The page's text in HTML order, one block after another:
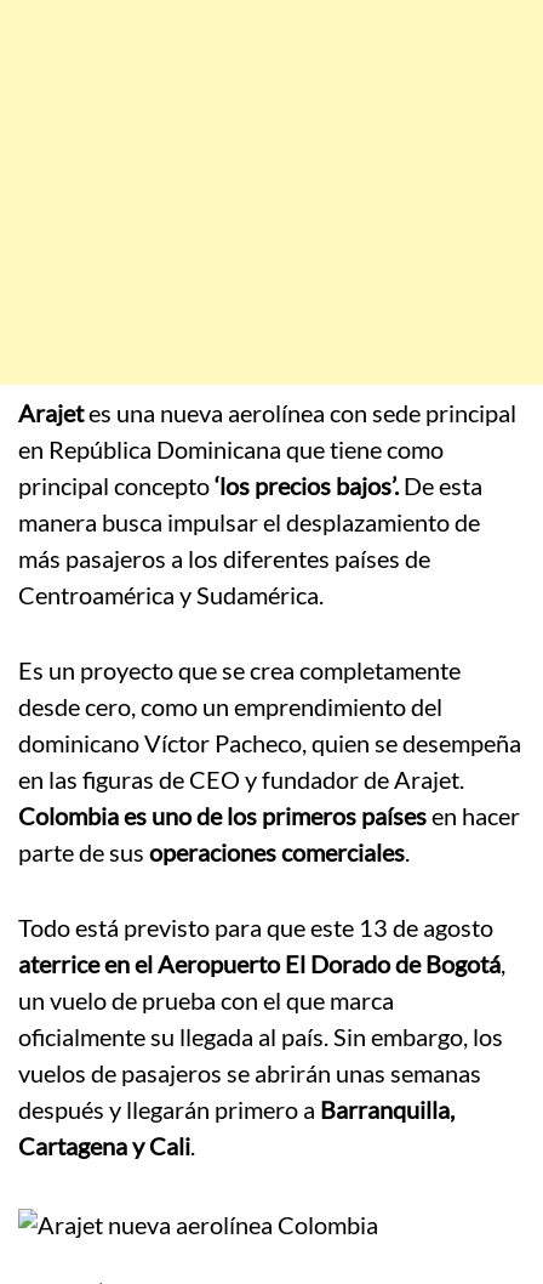
Arajetes una nueva aerolínea con sede principal
en República Dominicana que tiene como
principal concepto‘los precios bajos’.De esta
manera busca impulsar el desplazamiento de
más pasajeros a los diferentes países de
Centroamérica y Sudamérica.
Es un proyecto que se crea completamente
desde cero, como un emprendimiento del
dominicano Víctor Pacheco, quien se desempeña
en las figuras de CEO y fundador de Arajet.
Colombia es uno de los primeros paísesen hacer
parte de sus operaciones comerciales.
Todo está previsto para que este 13 de agosto
aterrice en el Aeropuerto El Dorado de Bogotá,
un vuelo de prueba con el que marca
oficialmente su llegada al país. Sin embargo, los
vuelos de pasajeros se abrirán unas semanas
después y llegarán primero a Barranquilla,
Cartagena y Cali.